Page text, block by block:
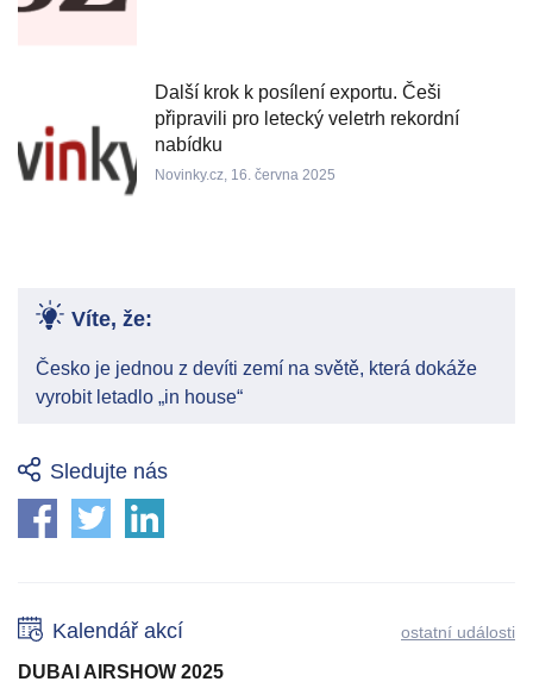
Další krok k posílení exportu. Češi
připravili pro letecký veletrh rekordní
nabídku
Novinky.cz, 16. června 2025
Víte, že:
Česko je jednou z devíti zemí na světě, která dokáže
vyrobit letadlo „in house“
Sledujte nás
Kalendář akcí ostatní události
DUBAI AIRSHOW 2025